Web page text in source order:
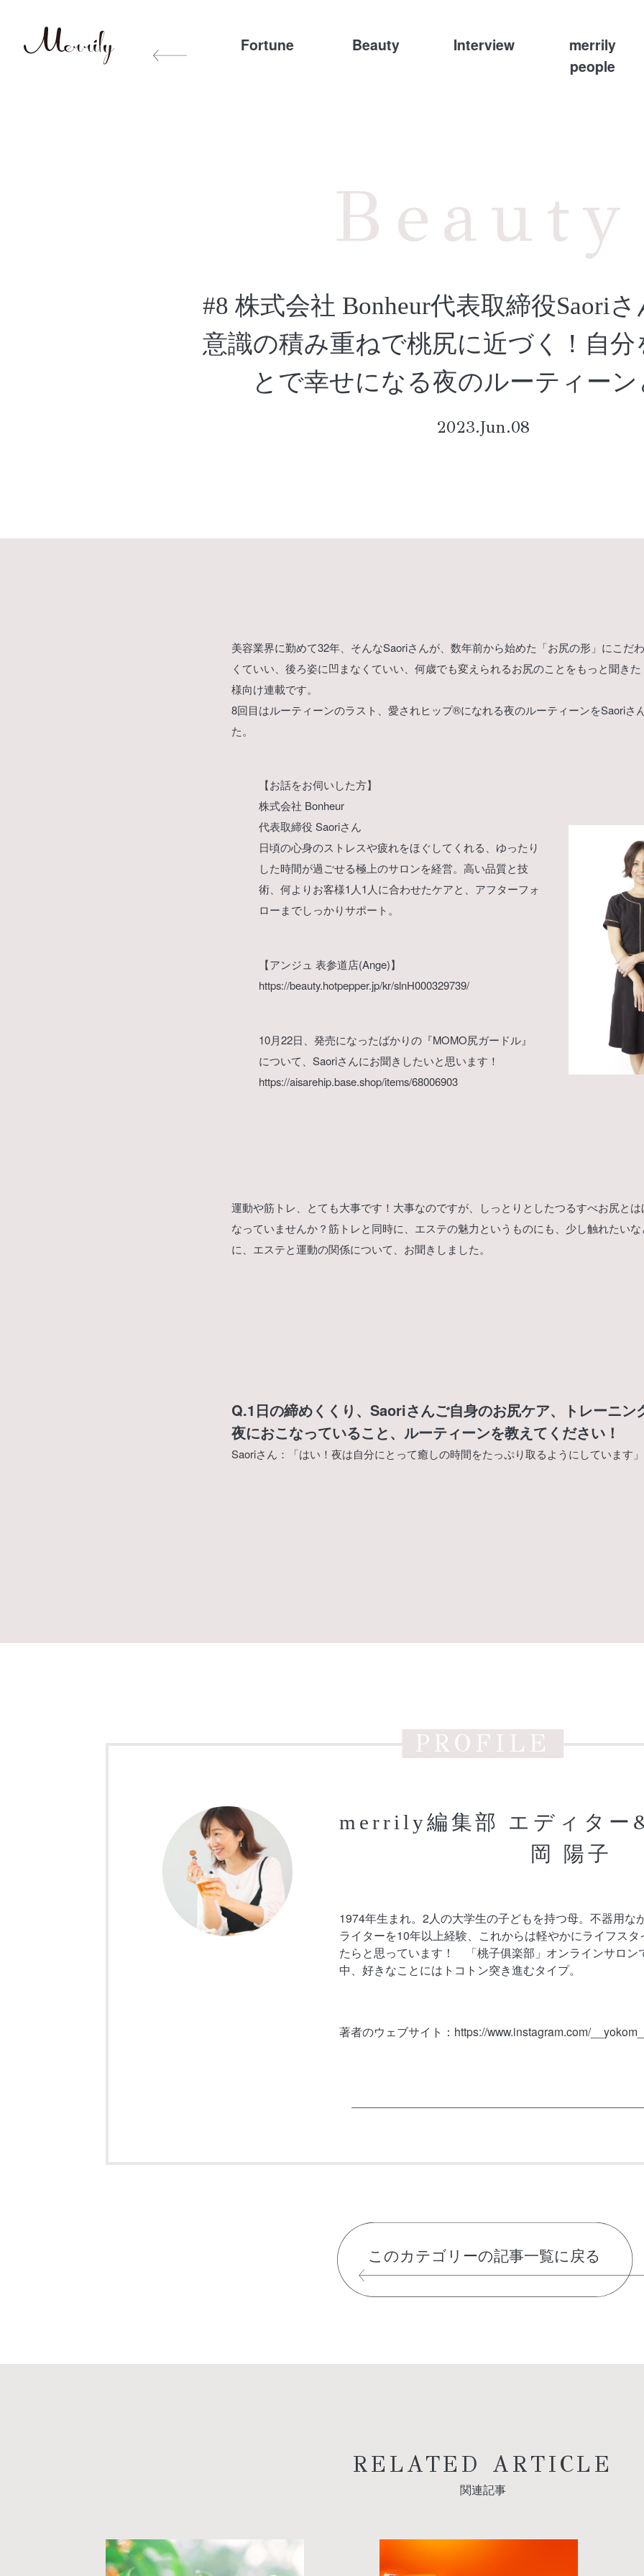
Exercise&Diet Other Fortune Beauty Interview
merrily
people
Beauty
#8 株式会社 Bonheur代表取締役Saoriさ
意識の積み重ねで桃尻に近づく！自分
とで幸せになる夜のルーティーン
2023.Jun.08
美容業界に勤めて32年、そんなSaoriさんが、数年前から始めた「お尻の形」にこだ
くていい、後ろ姿に凹まなくていい、何歳でも変えられるお尻のことをもっと聞きた
様向け連載です。
8回目はルーティーンのラスト、愛されヒップ®になれる夜のルーティーンをSaoriさ
た。
【お話をお伺いした方】
株式会社 Bonheur
代表取締役 Saoriさん
日頃の心身のストレスや疲れをほぐしてくれる、ゆったり
した時間が過ごせる極上のサロンを経営。高い品質と技
術、何よりお客様1人1人に合わせたケアと、アフターフォ
ローまでしっかりサポート。
【アンジュ 表参道店(Ange)】
https://beauty.hotpepper.jp/kr/slnH000329739/
10月22日、発売になったばかりの『MOMO尻ガードル』
について、Saoriさんにお聞きしたいと思います！
https://aisarehip.base.shop/items/68006903
運動や筋トレ、とても大事です！大事なのですが、しっとりとしたつるすべお尻と
なっていませんか？筋トレと同時に、エステの魅力というものにも、少し触れたい
に、エステと運動の関係について、お聞きしました。
Q.1日の締めくくり、Saoriさんご自身のお尻ケア、トレーニン
夜におこなっていること、ルーティーンを教えてください！
Saoriさん：「はい！夜は自分にとって癒しの時間をたっぷり取るようにしています」
PROFILE
merrily編集部 エディター
岡 陽子
1974年生まれ。2人の大学生の子どもを持つ母。不器用な
ライターを10年以上経験、これからは軽やかにライフス
たらと思っています！ 「桃子俱楽部」オンラインサロン
中、好きなことにはトコトン突き進むタイプ。
著者のウェブサイト： https://www.instagram.com/__yokom_
このカテゴリーの記事一覧に戻る
RELATED ARTICLE
関連記事